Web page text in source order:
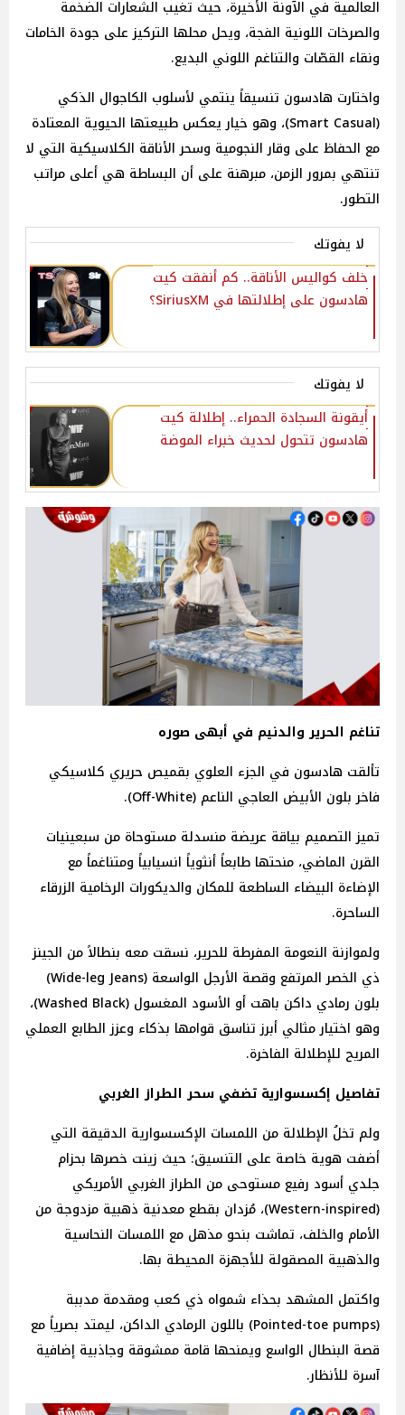
العالمية في الآونة الأخيرة، حيث تغيب الشعارات الضخمة
والصرخات اللونية الفجة، ويحل محلها التركيز على جودة الخامات
ونقاء القصّات والتناغم اللوني البديع.
واختارت هادسون تنسيقاً ينتمي لأسلوب الكاجوال الذكي
(Smart Casual)، وهو خيار يعكس طبيعتها الحيوية المعتادة
مع الحفاظ على وقار النجومية وسحر الأناقة الكلاسيكية التي لا
تنتهي بمرور الزمن، مبرهنة على أن البساطة هي أعلى مراتب
التطور.
لا يفوتك
خلف كواليس الأناقة.. كم أنفقت كيت
هادسون على إطلالتها في SiriusXM؟
لا يفوتك
أيقونة السجادة الحمراء.. إطلالة كيت
هادسون تتحول لحديث خبراء الموضة
تناغم الحرير والدنيم في أبهى صوره
تألقت هادسون في الجزء العلوي بقميص حريري كلاسيكي
فاخر بلون الأبيض العاجي الناعم (Off-White).
تميز التصميم بياقة عريضة منسدلة مستوحاة من سبعينيات
القرن الماضي، منحتها طابعاً أنثوياً انسيابياً ومتناغماً مع
الإضاءة البيضاء الساطعة للمكان والديكورات الرخامية الزرقاء
الساحرة.
ولموازنة النعومة المفرطة للحرير، نسقت معه بنطالاً من الجينز
ذي الخصر المرتفع وقصة الأرجل الواسعة (Wide-leg Jeans)
بلون رمادي داكن باهت أو الأسود المغسول (Washed Black)،
وهو اختيار مثالي أبرز تناسق قوامها بذكاء وعزز الطابع العملي
المريح للإطلالة الفاخرة.
تفاصيل إكسسوارية تضفي سحر الطراز الغربي
ولم تخلُ الإطلالة من اللمسات الإكسسوارية الدقيقة التي
أضفت هوية خاصة على التنسيق؛ حيث زينت خصرها بحزام
جلدي أسود رفيع مستوحى من الطراز الغربي الأمريكي
(Western-inspired)، مُزدان بقطع معدنية ذهبية مزدوجة من
الأمام والخلف، تماشت بنحو مذهل مع اللمسات النحاسية
والذهبية المصقولة للأجهزة المحيطة بها.
واكتمل المشهد بحذاء شمواه ذي كعب ومقدمة مدببة
(Pointed-toe pumps) باللون الرمادي الداكن، ليمتد بصرياً مع
قصة البنطال الواسع ويمنحها قامة ممشوقة وجاذبية إضافية
آسرة للأنظار.